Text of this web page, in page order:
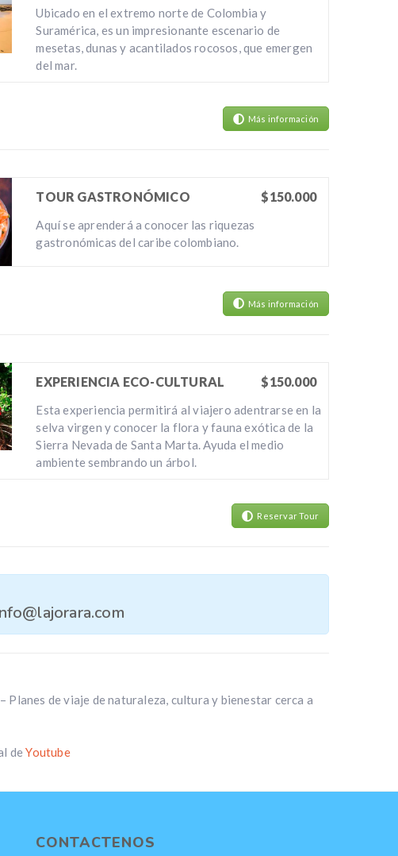
Ubicado en el extremo norte de Colombia y
Suramérica, es un impresionante escenario de
mesetas, dunas y acantilados rocosos, que emergen
del mar.
Más información
TOUR GASTRONÓMICO $150.000
Aquí se aprenderá a conocer las riquezas
gastronómicas del caribe colombiano.
Más información
EXPERIENCIA ECO-CULTURAL $150.000
Esta experiencia permitirá al viajero adentrarse en la
selva virgen y conocer la flora y fauna exótica de la
Sierra Nevada de Santa Marta. Ayuda el medio
ambiente sembrando un árbol.
Reservar Tour
– Planes de viaje de naturaleza, cultura y bienestar cerca a
de Youtube
CONTACTENOS